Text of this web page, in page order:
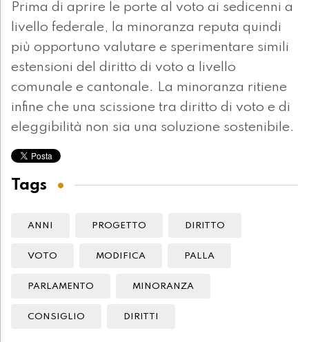
Prima di aprire le porte al voto ai sedicenni a
livello federale, la minoranza reputa quindi
più opportuno valutare e sperimentare simili
estensioni del diritto di voto a livello
comunale e cantonale. La minoranza ritiene
infine che una scissione tra diritto di voto e di
eleggibilità non sia una soluzione sostenibile.
Tags
ANNI PROGETTO DIRITTO
VOTO MODIFICA PALLA
PARLAMENTO MINORANZA
CONSIGLIO DIRITTI